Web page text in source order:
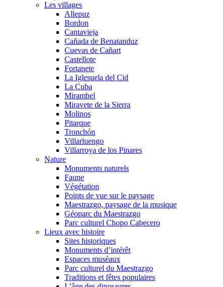
Les villages
Allepuz
Bordon
Cantavieja
Cañada de Benatanduz
Cuevas de Cañart
Castellote
Fortanete
La Iglesuela del Cid
La Cuba
Mirambel
Miravete de la Sierra
Molinos
Pitarque
Tronchón
Villarluengo
Villarroya de los Pinares
Nature
Monuments naturels
Faune
Végétation
Points de vue sur le paysage
Maestrazgo, paysage de la musique
Géoparc du Maestrazgo
Parc culturel Chopo Cabecero
Lieux avec histoire
Sites historiques
Monuments d’intérêt
Espaces muséaux
Parc culturel du Maestrazgo
Traditions et fêtes populaires